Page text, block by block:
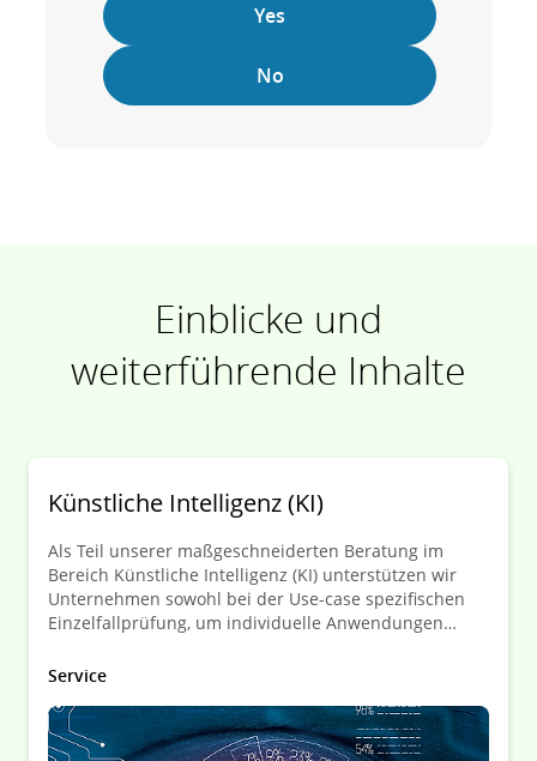
Yes
No
Einblicke und
weiterführende Inhalte
Künstliche Intelligenz (KI)
Als Teil unserer maßgeschneiderten Beratung im
Bereich Künstliche Intelligenz (KI) unterstützen wir
Unternehmen sowohl bei der Use-case spezifischen
Einzelfallprüfung, um individuelle Anwendungen
von umfassenden Governance-Strukturen für den
wir Hand-in-Hand mit den KI-Spezialisten von Deloitte,
sodass unsere Beratung stets eng an den technischen
Service